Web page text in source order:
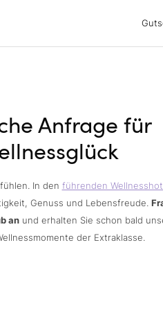
Anfrage für
In den führenden
Genuss und Lebensfreude.
an und erhalten Sie schon bald
der Extraklasse.